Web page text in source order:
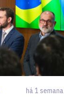
há 1 semana